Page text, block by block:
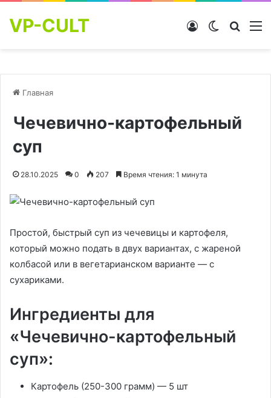
VP-CULT Switch skin
Войти
Главная
Чечевично-картофельный
суп
28.10.2025 0 207 Время чтения: 1 минута
Простой, быстрый суп из чечевицы и картофеля,
который можно подать в двух вариантах, с жареной
колбасой или в вегетарианском варианте — с
сухариками.
Ингредиенты для
«Чечевично-картофельный
суп»:
Картофель (250-300 грамм) — 5 шт